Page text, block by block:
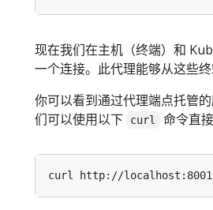
现在我们在主机（终端）和
一个连接。此代理能够从这些终
你可以看到通过代理端点托管
们可以使用以下
curl 命令直